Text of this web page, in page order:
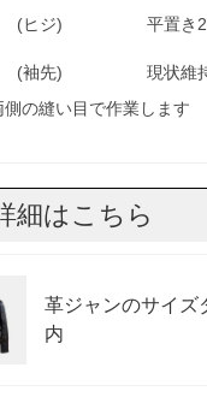
ジ) 平置き2cm(
先) 現状維
の縫い目で作業します
細はこちら
革ジャンのサイズ
内